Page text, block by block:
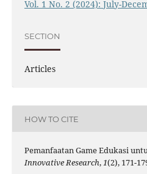
Vol. 1 No. 2 (2024): July-
SECTION
Articles
HOW TO CITE
Pemanfaatan Game Edukasi
Innovative Research,1(2), 171-